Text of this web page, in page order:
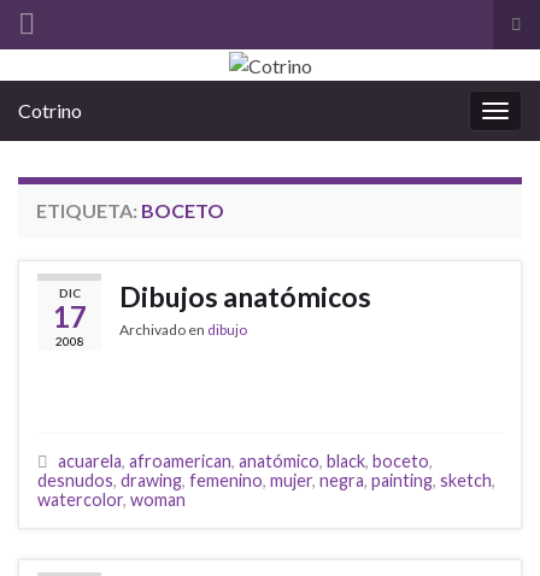
el
la
Cotrino
ETIQUETA: BOCETO
DIC
17
2008
Dibujos anatómicos
Archivado en dibujo
acuarela, afroamerican, anatómico, black, boceto,
desnudos, drawing, femenino, mujer, negra, painting, sketch,
watercolor, woman